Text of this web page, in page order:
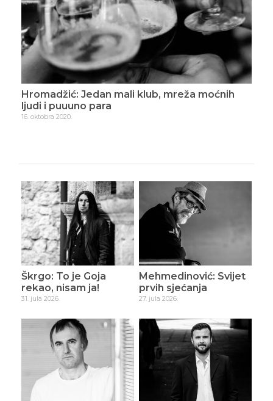
Hromadžić: Zagrebački atentat
2. novembra 2020.
Škrgo: To je Goja
rekao, nisam ja!
31. jula 2026.
Mehmedinović: Svijet
prvih sjećanja
27. jula 2026.